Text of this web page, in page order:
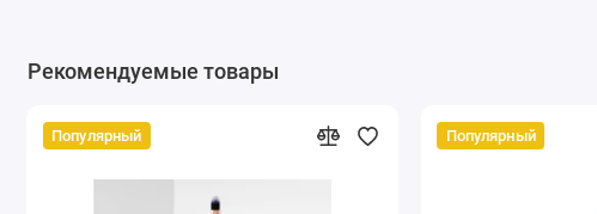
Рекомендуемые товары
Популярный Популярный